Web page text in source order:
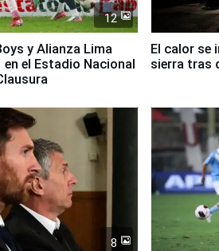
12
y Alianza Lima
el Estadio Nacional
El calor se
sierra tras
8